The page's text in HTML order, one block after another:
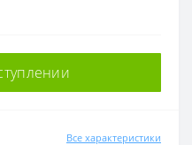
Все характеристики